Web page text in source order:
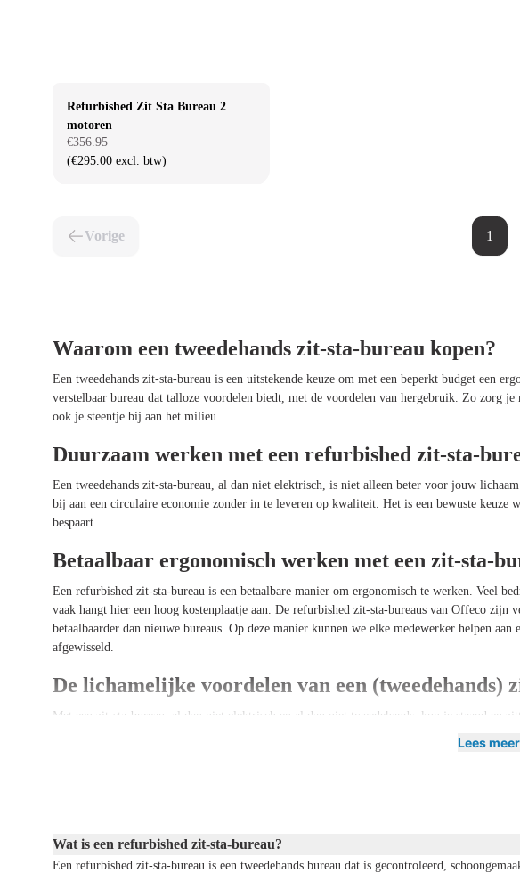
Refurbished Zit Sta Bureau 2
motoren
€356.95
(€295.00 excl. btw)
Vorige 1
Waarom een tweedehands zit-sta-bureau kopen?
Een tweedehands zit-sta-bureau is een uitstekende keuze om met een beperkt budget een
verstelbaar bureau dat talloze voordelen biedt, met de voordelen van hergebruik. Zo zorg
ook je steentje bij aan het milieu.
Duurzaam werken met een refurbished zit-sta-
Een tweedehands zit-sta-bureau, al dan niet elektrisch, is niet alleen beter voor jouw
bij aan een circulaire economie zonder in te leveren op kwaliteit. Het is een bewuste keuze
bespaart.
Betaalbaar ergonomisch werken met een zit-sta-
Een refurbished zit-sta-bureau is een betaalbare manier om ergonomisch te werken. Veel
vaak hangt hier een hoog kostenplaatje aan. De refurbished zit-sta-bureaus van Offeco
betaalbaarder dan nieuwe bureaus. Op deze manier kunnen we elke medewerker helpen
afgewisseld.
De lichamelijke voordelen van een (tweedehands)
Met een zit-sta-bureau , al dan niet elektrisch en al dan niet tweedehands, kun je staand
nekklachten vermindert en je concentratievermogen vergroot. Zo combineer je een
elektrisch verstelbaar zit-sta-bureau biedt, maar dan refurbished en dus voor een lagere
nieuwe productie op het milieu en je portemonnee. En natuurlijk mét vertrouwen in de
Lees meer
Wat is een refurbished zit-sta-bureau?
Een refurbished zit-sta-bureau is een tweedehands bureau dat is gecontroleerd,